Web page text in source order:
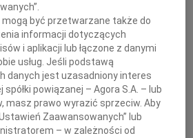
Kochanej Eli i Asi
oraz całej Ich Rodzinie
wyrazy najgłębszego współczucia
z powodu bolesnego odejścia
oddanego Męża, Taty, Dziadka, Przyjaciela
wspaniałego i dzielnego Człowieka
mogą być przetwarzane także do
informacji dotyczących
i aplikacji lub łączone z danymi
usług. Jeśli podstawą
danych jest uzasadniony interes
spółki powiązanej – Agora S.A. – lub
masz prawo wyrazić sprzeciw. Aby
Zaawansowanych” lub
– w zależności od